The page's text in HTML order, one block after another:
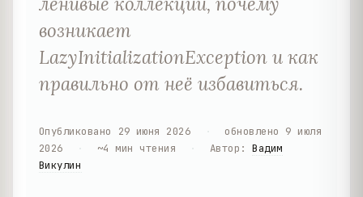
возникает
LazyInitializationException и как
правильно от неё избавиться.
Опубликовано 29 июня 2026 обновлено 9 июля
2026
~4 мин чтения Автор :Вадим
Викулин